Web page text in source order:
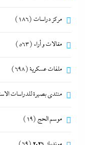
مركز دراسات (186)
مقالات و أراء (563)
ملفات عسكرية(698)
منتدى بصيرة للدراسات
موسم الحج (19)